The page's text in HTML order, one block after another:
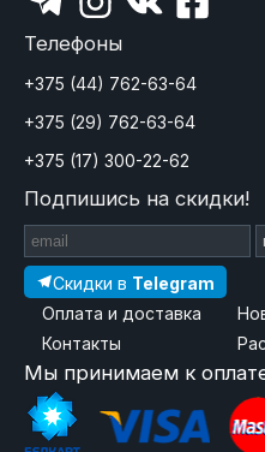
Телефоны
+375 (44) 762-63-64
+375 (29) 762-63-64
+375 (17) 300-22-62
Подпишись на скидки!
Скидки в Telegram
Оплата и доставка
Контакты
Мы принимаем к